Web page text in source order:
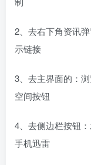
2、去右下角资讯
示链接
3、去主界面的：
空间按钮
4、去侧边栏按钮
手机迅雷